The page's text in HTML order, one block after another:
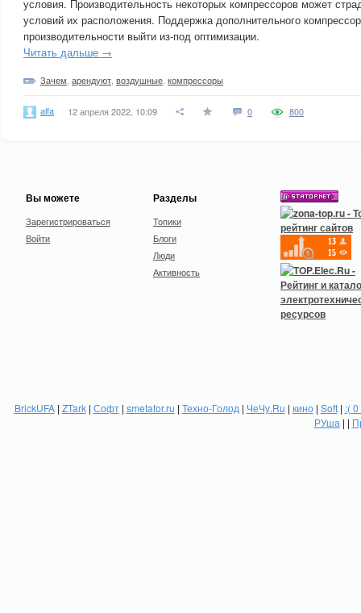
условия. Производительность некоторых компрессоров может
условий их расположения. Поддержка дополнительного
производительности выйти из-под оптимизации.
Читать дальше →
Зачем арендуют воздушные компрессоры
alfa 12 апреля 2022, 10:09 0 800
Вы можете
Зарегистрироваться
Войти
Разделы
Топики
Блоги
Люди
Активность
BrickUFA| ZTark| Софт| smetafor.ru | Техно-Голод | ЧеЧу.Ru | кино| Soft| :(
РУша | |